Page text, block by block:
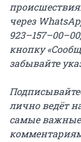
через
кнопку
забывайте
лично ведёт
самые важные